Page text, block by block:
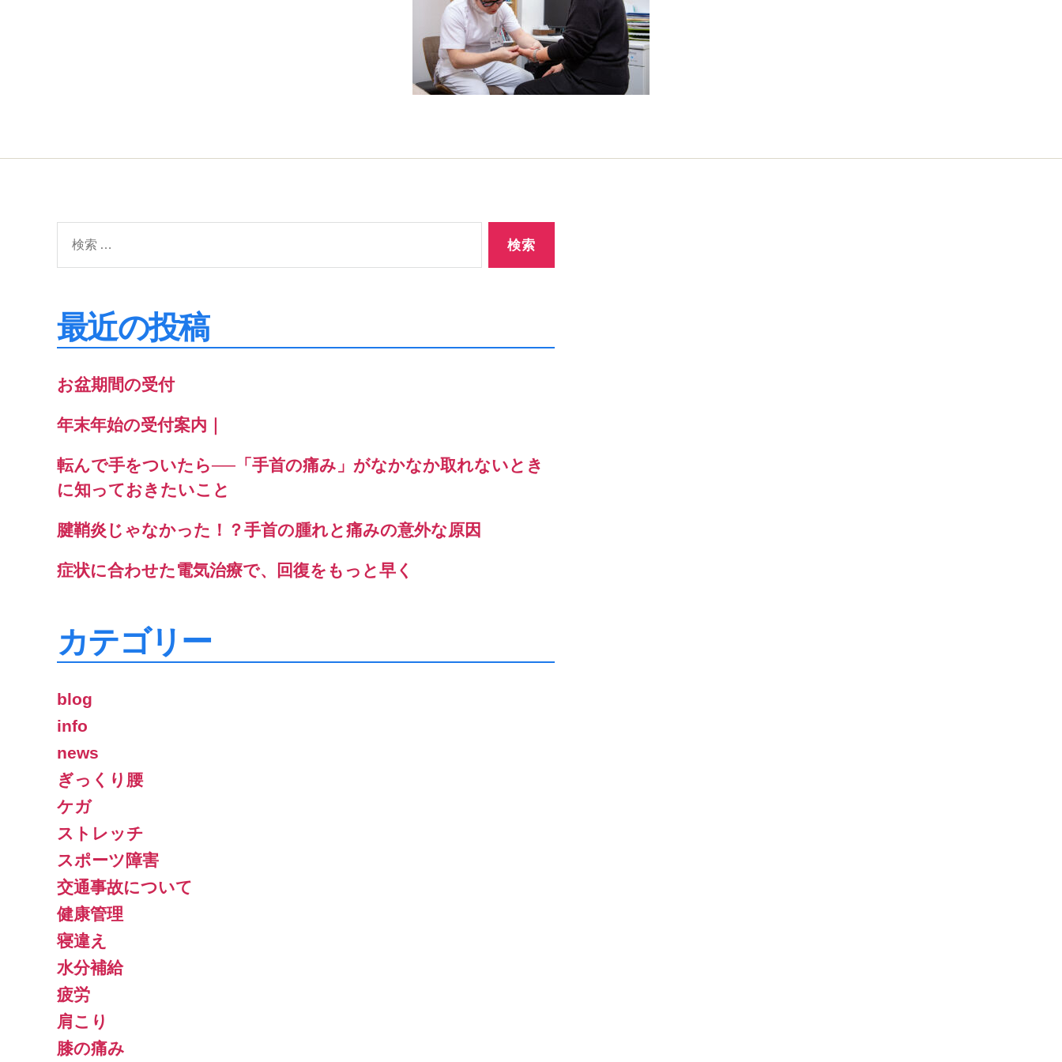
最近の投稿
お盆期間の受付
年末年始の受付案内｜
転んで手をついたら──「手首の痛み」がなかなか取れないとき
に知っておきたいこと
腱鞘炎じゃなかった！？手首の腫れと痛みの意外な原因
症状に合わせた電気治療で、回復をもっと早く
カテゴリー
blog
info
news
ぎっくり腰
ケガ
ストレッチ
スポーツ障害
交通事故について
健康管理
寝違え
水分補給
疲労
肩こり
膝の痛み